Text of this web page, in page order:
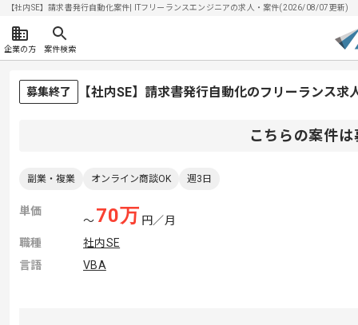
【社内SE】請求書発行自動化案件| ITフリーランスエンジニアの求人・案件(2026/08/07更新)
企業の方 案件検索
募集終了 【社内SE】請求書発行自動化のフリーランス求
こちらの案件
副業・複業 オンライン商談OK 週3日
単価
〜70万 円／月
職種
社内SE
言語
VBA